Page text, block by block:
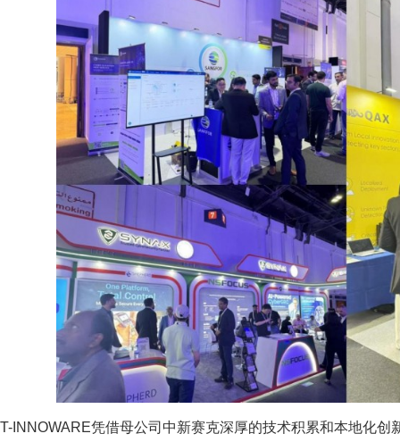
T-INNOWARE凭借母公司中新赛克深厚的技术积累和本地化